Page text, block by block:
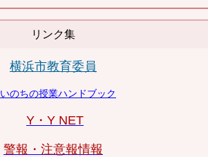
リンク集
横浜市教育委員
いのちの授業ハンドブック
Y・Y NET
警報・注意報情報